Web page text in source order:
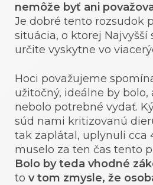
nemôže byť ani
Je dobré tento rozsudok
situácia, o ktorej Najvyšší
určite vyskytne vo
Hoci považujeme
užitočný, ideálne by bolo,
nebolo potrebné vydať.
súd nami kritizovanú
tak zaplátal, uplynuli cca
muselo za ten čas tento
Bolo by teda vhodné
to v tom zmysle, že